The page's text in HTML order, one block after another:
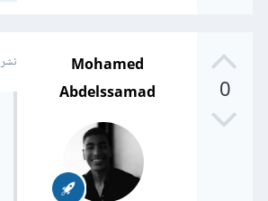
0
Mohamed
Abdelssamad
نشر